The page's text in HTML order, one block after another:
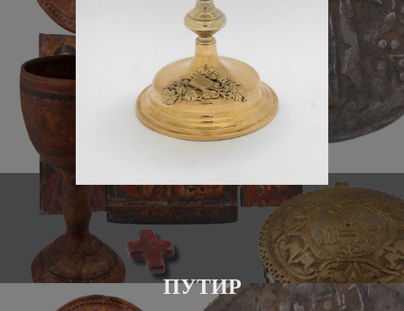
ПУТИР